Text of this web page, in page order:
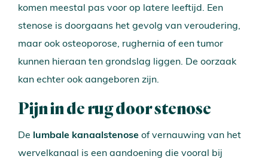
komen meestal pas voor op latere leeftijd. Een
stenose is doorgaans het gevolg van veroudering,
maar ook osteoporose, rughernia of een tumor
kunnen hieraan ten grondslag liggen. De oorzaak
kan echter ook aangeboren zijn.
Pijn in de rug door stenose
De lumbale kanaalstenose of vernauwing van het
wervelkanaal is een aandoening die vooral bij